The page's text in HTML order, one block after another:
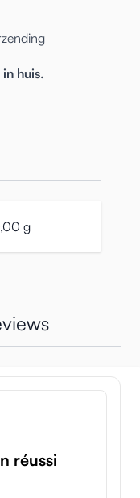
huis.
g
réussi